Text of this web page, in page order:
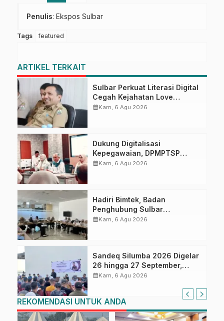
Penulis: Ekspos Sulbar
Tags featured
ARTIKEL TERKAIT
Sulbar Perkuat Literasi Digital
Cegah Kejahatan Love
Scamming
calendar_monthKam, 6 Agu 2026
Dukung Digitalisasi
Kepegawaian, DPMPTSP
Sulbar Siap Terapkan Aplikasi
calendar_monthKam, 6 Agu 2026
Hadiri Bimtek, Badan
Penghubung Sulbar
Tingkatkan Kompetensi ASN
calendar_monthKam, 6 Agu 2026
Sandeq Silumba 2026 Digelar
26 hingga 27 September,
Rangkaian HUT Sulbar
calendar_monthKam, 6 Agu 2026
REKOMENDASI UNTUK ANDA